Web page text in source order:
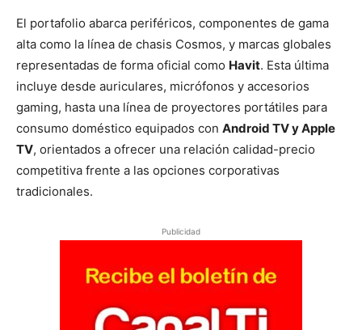
El portafolio abarca periféricos, componentes de gama
alta como la línea de chasis Cosmos, y marcas globales
representadas de forma oficial como Havit. Esta última
incluye desde auriculares, micrófonos y accesorios
gaming, hasta una línea de proyectores portátiles para
consumo doméstico equipados con Android TV y Apple
TV, orientados a ofrecer una relación calidad-precio
competitiva frente a las opciones corporativas
tradicionales.
Publicidad